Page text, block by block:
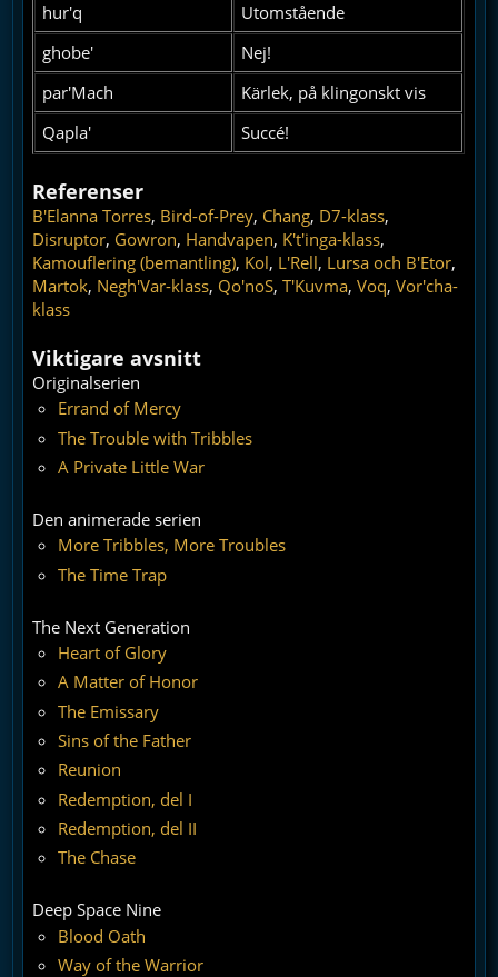
hur'q
Utomstående
ghobe'
Nej!
par'Mach
Kärlek, på klingonskt vis
Qapla'
Succé!
Referenser
B'Elanna Torres, Bird-of-Prey, Chang, D7-klass,
Disruptor, Gowron, Handvapen, K't'inga-klass,
Kamouflering (bemantling), Kol, L'Rell, Lursa och B'Etor,
Martok, Negh'Var-klass, Qo'noS,T'Kuvma,Voq,Vor'cha-
klass
Viktigare avsnitt
Originalserien
Errand of Mercy
The Trouble with Tribbles
A Private Little War
Den animerade serien
More Tribbles, More Troubles
The Time Trap
The Next Generation
Heart of Glory
A Matter of Honor
The Emissary
Sins of the Father
Reunion
Redemption, del I
Redemption, del II
The Chase
Deep Space Nine
Blood Oath
Way of the Warrior